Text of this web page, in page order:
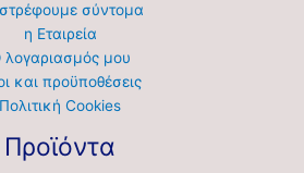
σύντομα
η Εταιρεία
λογαριασμός μου
και προϋποθέσεις
Πολιτική Cookies
Προϊόντα